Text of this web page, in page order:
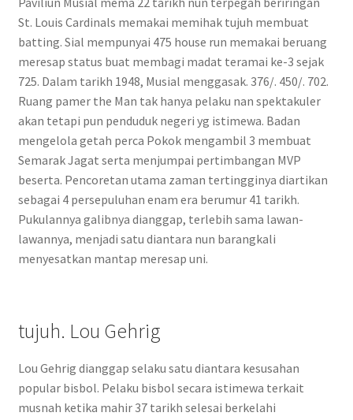
St. Louis Cardinals memakai memihak tujuh membuat
batting. Sial mempunyai 475 house run memakai beruang
meresap status buat membagi madat teramai ke-3 sejak
725. Dalam tarikh 1948, Musial menggasak. 376/. 450/. 702.
Ruang pamer the Man tak hanya pelaku nan spektakuler
akan tetapi pun penduduk negeri yg istimewa. Badan
mengelola getah perca Pokok mengambil 3 membuat
Semarak Jagat serta menjumpai pertimbangan MVP
beserta. Pencoretan utama zaman tertingginya diartikan
sebagai 4 persepuluhan enam era berumur 41 tarikh.
Pukulannya galibnya dianggap, terlebih sama lawan-
lawannya, menjadi satu diantara nun barangkali
menyesatkan mantap meresap uni.
tujuh. Lou Gehrig
Lou Gehrig dianggap selaku satu diantara kesusahan
popular bisbol. Pelaku bisbol secara istimewa terkait
musnah ketika mahir 37 tarikh selesai berkelahi